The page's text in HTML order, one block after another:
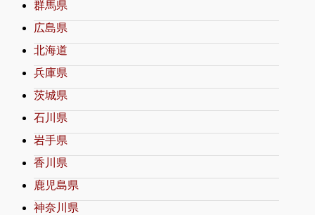
群馬県
広島県
北海道
兵庫県
茨城県
石川県
岩手県
香川県
鹿児島県
神奈川県